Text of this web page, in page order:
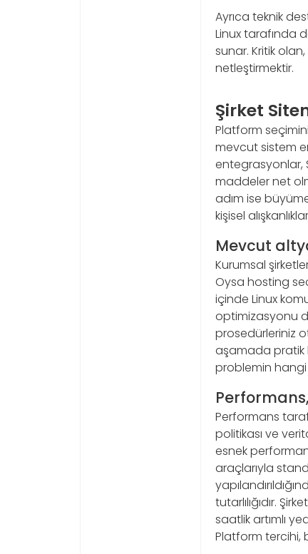
Ayrıca teknik
Linux tarafında
sunar. Kritik
netleştirmektir.
Şirket
Platform
mevcut sistem
entegrasyonlar,
maddeler net
adım ise
kişisel
Mevcut
Kurumsal
Oysa hosting
içinde Linux
optimizasyonu
prosedürleriniz
aşamada pratik
problemin hangi
Performans
politikası ve
esnek
araçlarıyla
tutarlılığıdır.
saatlik artımlı
Platform tercihi,